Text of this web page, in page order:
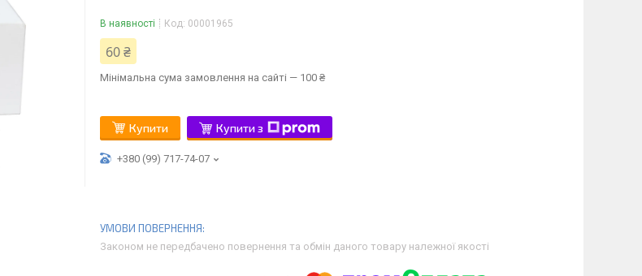
В наявності Код: 00001965
60 ₴
Мінімальна сума замовлення на сайті — 100 ₴
Купити Купити з
+380 (99) 717-74-07
Законом не передбачено повернення та обмін даного товару належної якості